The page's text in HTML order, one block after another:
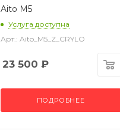
Aito M5
Услуга доступна
Арт.: Aito_M5_Z_CRYLO
23 500 ₽
ПОДРОБНЕЕ